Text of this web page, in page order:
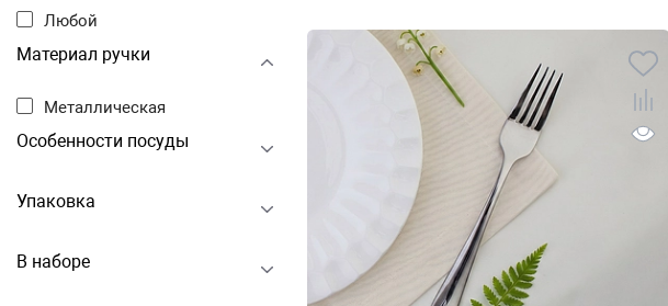
Любой
Материал ручки
Металлическая
Особенности посуды
Упаковка
В наборе